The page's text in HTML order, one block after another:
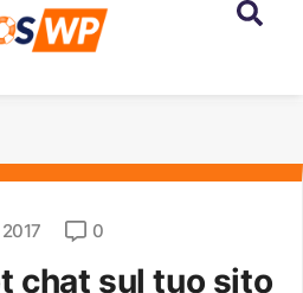
0
chat sul tuo sito